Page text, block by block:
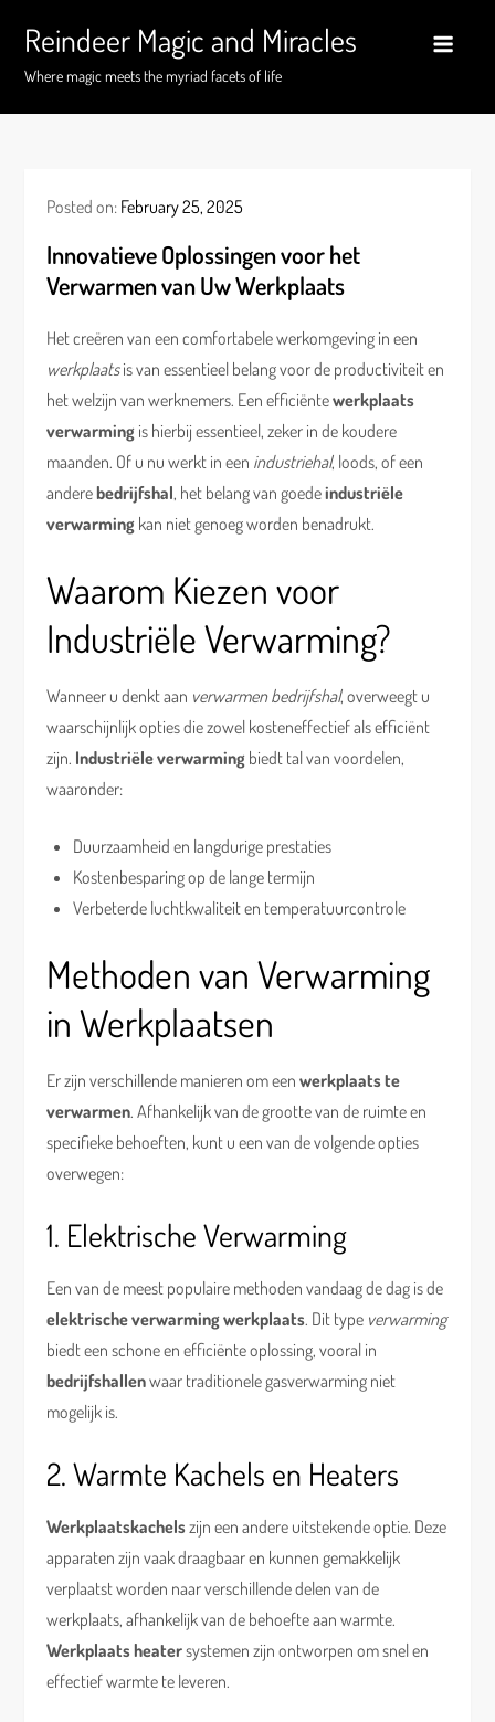
content
Reindeer Magic and Miracles
Where magic meets the myriad facets of life
Posted on: February 25, 2025
Innovatieve Oplossingen voor het
Verwarmen van Uw Werkplaats
Het creëren van een comfortabele werkomgeving in een
werkplaatsis van essentieel belang voor de productiviteit en
het welzijn van werknemers. Een efficiëntewerkplaats
verwarming is hierbij essentieel, zeker in de koudere
maanden. Of u nu werkt in een industriehal, loods, of een
anderebedrijfshal, het belang van goedeindustriële
verwarming kan niet genoeg worden benadrukt.
Waarom Kiezen voor
Industriële Verwarming?
Wanneer u denkt aan verwarmen bedrijfshal, overweegt u
waarschijnlijk opties die zowel kosteneffectief als efficiënt
zijn. Industriële verwarming biedt tal van voordelen,
waaronder:
Duurzaamheid en langdurige prestaties
Kostenbesparing op de lange termijn
Verbeterde luchtkwaliteit en temperatuurcontrole
Methoden van Verwarming
in Werkplaatsen
Er zijn verschillende manieren om eenwerkplaats te
verwarmen. Afhankelijk van de grootte van de ruimte en
specifieke behoeften, kunt u een van de volgende opties
overwegen:
1. Elektrische Verwarming
Een van de meest populaire methoden vandaag de dag is de
elektrische verwarming werkplaats. Dit type verwarming
biedt een schone en efficiënte oplossing, vooral in
bedrijfshallenwaar traditionele gasverwarming niet
mogelijk is.
2. Warmte Kachels en Heaters
Werkplaatskachelszijn een andere uitstekende optie. Deze
apparaten zijn vaak draagbaar en kunnen gemakkelijk
verplaatst worden naar verschillende delen van de
werkplaats, afhankelijk van de behoefte aan warmte.
Werkplaats heatersystemen zijn ontworpen om snel en
effectief warmte te leveren.